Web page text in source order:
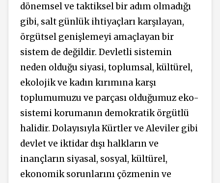
dönemsel ve taktiksel bir adım olmadığı
gibi, salt günlük ihtiyaçları karşılayan,
örgütsel genişlemeyi amaçlayan bir
sistem de değildir. Devletli sistemin
neden olduğu siyasi, toplumsal, kültürel,
ekolojik ve kadın kırımına karşı
toplumumuzu ve parçası olduğumuz eko-
sistemi korumanın demokratik örgütlü
halidir. Dolayısıyla Kürtler ve Aleviler gibi
devlet ve iktidar dışı halkların ve
inançların siyasal, sosyal, kültürel,
ekonomik sorunlarını çözmenin ve